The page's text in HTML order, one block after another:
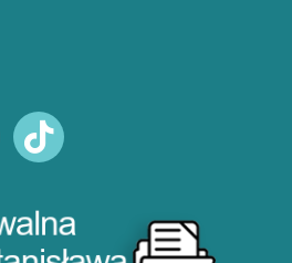
tiktok